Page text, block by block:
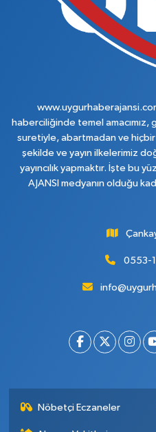
haberciliğinde temel
suretiyle, abartmadan ve hiçbir
şekilde ve yayın ilkelerimiz
yayıncılık yapmaktır. İşte bu
AJANSI medyanın olduğu
0553-
Nöbetçi Eczaneler